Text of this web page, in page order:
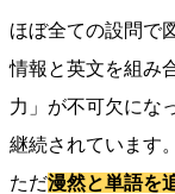
ほぼ全ての設問で
情報と英文を組み
力」が不可欠にな
継続されています。
ただ漫然と単語を